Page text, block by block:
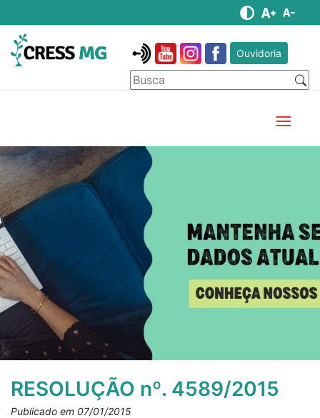
Ouvidoria
RESOLUÇÃO nº. 4589/2015
Publicado em 07/01/2015